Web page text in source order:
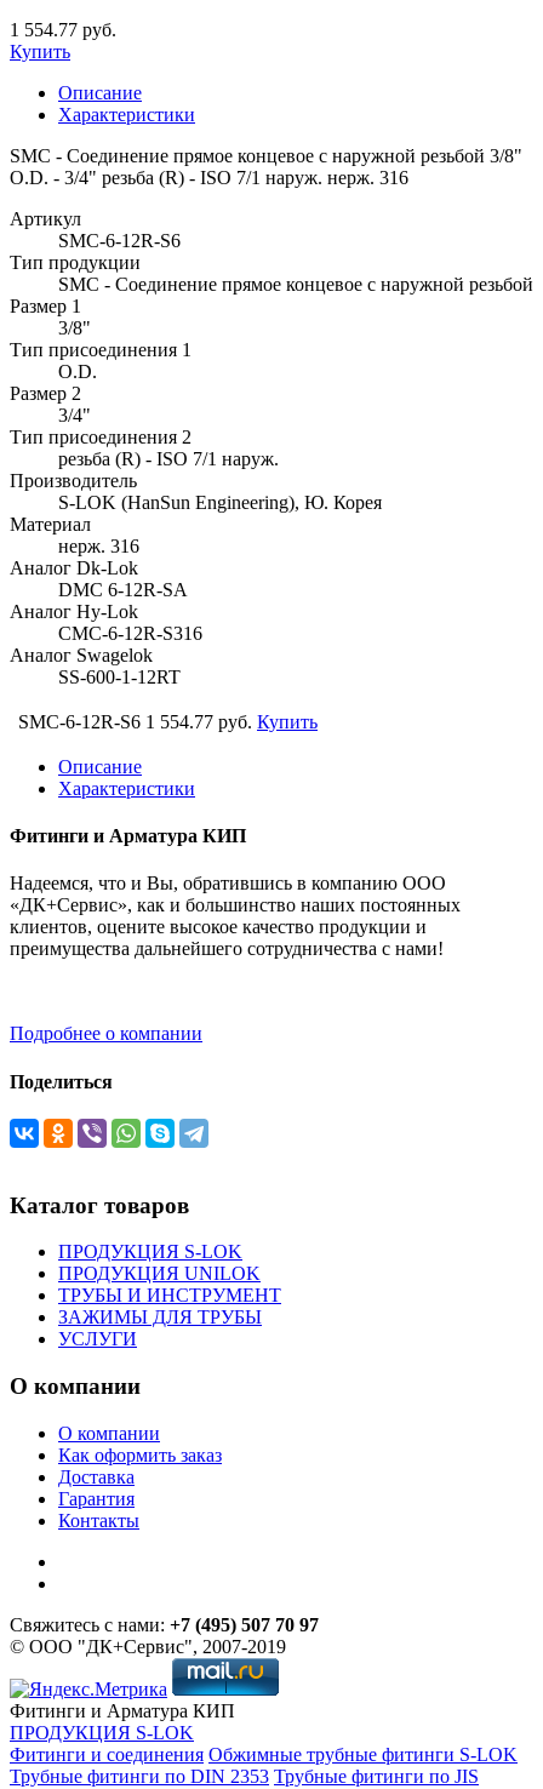
1 554.77 руб.
Купить
Описание
Характеристики
SMC - Соединение прямое концевое с наружной резьбой 3/8"
O.D. - 3/4" резьба (R) - ISO 7/1 наруж. нерж. 316
Артикул
SMC-6-12R-S6
Тип продукции
SMC - Соединение прямое концевое с наружной резьбой
Размер 1
3/8"
Тип присоединения 1
O.D.
Размер 2
3/4"
Тип присоединения 2
резьба (R) - ISO 7/1 наруж.
Производитель
S-LOK (HanSun Engineering), Ю. Корея
Материал
нерж. 316
Аналог Dk-Lok
DMC 6-12R-SA
Аналог Hy-Lok
CMC-6-12R-S316
Аналог Swagelok
SS-600-1-12RT
SMC-6-12R-S6 1 554.77 руб. Купить
Описание
Характеристики
Фитинги и Арматура КИП
Надеемся, что и Вы, обратившись в компанию ООО
«ДК+Сервис», как и большинство наших постоянных
клиентов, оцените высокое качество продукции и
преимущества дальнейшего сотрудничества с нами!
Подробнее о компании
Поделиться
Каталог товаров
ПРОДУКЦИЯ S-LOK
ПРОДУКЦИЯ UNILOK
ТРУБЫ И ИНСТРУМЕНТ
ЗАЖИМЫ ДЛЯ ТРУБЫ
УСЛУГИ
О компании
О компании
Как оформить заказ
Доставка
Гарантия
Контакты
Свяжитесь с нами: +7 (495) 507 70 97
© ООО "ДК+Сервис", 2007-2019
Фитинги и Арматура КИП
ПРОДУКЦИЯ S-LOK
Фитинги и соединения Обжимные трубные фитинги S-LOK
Трубные фитинги по DIN 2353 Трубные фитинги по JIS